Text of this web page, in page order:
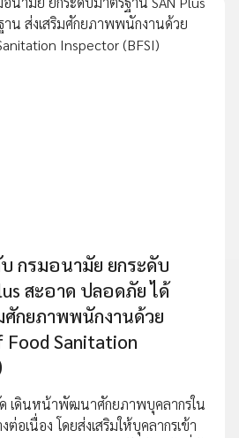
กรมอนามัย ยกระดับ
สะอาด ปลอดภัย ได้
ศักยภาพพนักงานด้วย
Food Sanitation
เดินหน้าพัฒนาศักยภาพบุคลากรใน
อเนื่อง โดยส่งเสริมให้บุคลากรเข้า